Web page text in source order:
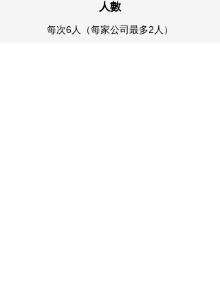
人數
每次6人（每家公司最多2人）